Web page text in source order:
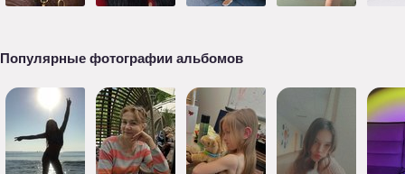
Популярные фотографии альбомов